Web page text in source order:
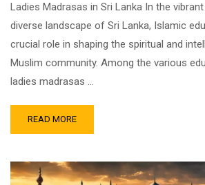
Ladies Madrasas in Sri Lanka In the
diverse landscape of Sri Lanka, Islamic
crucial role in shaping the spiritual and
Muslim community. Among the various
ladies madrasas …
READ MORE